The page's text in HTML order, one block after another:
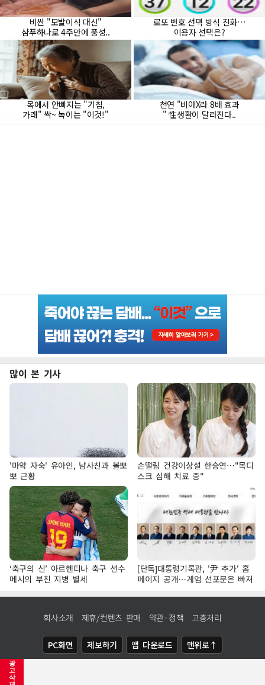
광
고
삭
많이 본 기사
'마약 자숙' 유아인, 남사친과 볼뽀
뽀 근황
손떨림 건강이상설 한승연…"목디
스크 심해 치료 중"
‘축구의 신’ 아르헨티나 축구 선수
메시의 부친 지병 별세
[단독]대통령기록관, '尹 추가' 홈
페이지 공개…계엄 선포문은 빠져
회사소개 제휴/컨텐츠 판매 약관·정책 고충처리
PC화면 제보하기 앱 다운로드 맨위로↑